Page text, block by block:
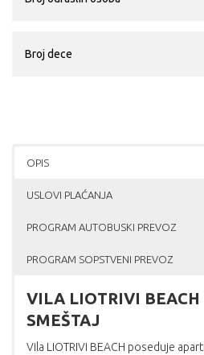
OPIS
USLOVI PLAĆANJA
PROGRAM AUTOBUSKI PREVOZ
PROGRAM SOPSTVENI PREVOZ
VILA LIOTRIVI BEACH
SMEŠTAJ
Vila LIOTRIVI BEACH poseduje